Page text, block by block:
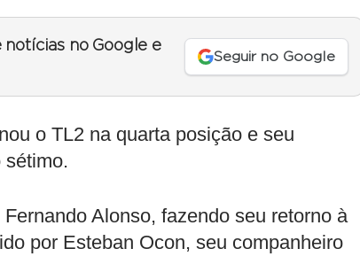
notícias no Google e
Seguir no Google
o TL2 na quarta posição e seu
sétimo.
Alonso, fazendo seu retorno à
por Esteban Ocon, seu companheiro